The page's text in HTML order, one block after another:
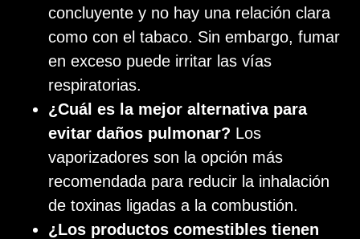
concluyente y no hay una relación clara
como con el tabaco. Sin embargo, fumar
en exceso puede irritar las vías
respiratorias.
¿Cuál es la mejor alternativa para
evitar daños pulmonar? Los
vaporizadores son la opción más
recomendada para reducir la inhalación
de toxinas ligadas a la combustión.
¿Los productos comestibles tienen